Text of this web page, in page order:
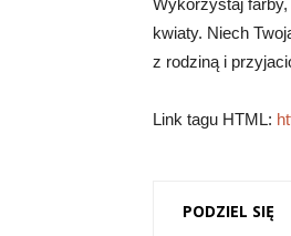
Wykorzystaj
kwiaty. Niech
z rodziną i
Link tagu HTML:
PODZIEL SIĘ